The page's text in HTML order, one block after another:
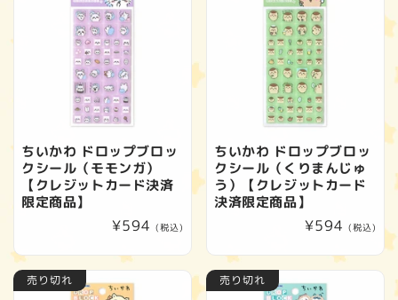
ちいかわ ドロップブロッ
クシール（モモンガ）
【クレジットカード決済
限定商品】
通
価
格
¥594 (税込)
ちいかわ ドロップブロッ
クシール（くりまんじゅ
う）【クレジットカード
決済限定商品】
通
格
¥594 (税込)
売り切れ 売り切れ